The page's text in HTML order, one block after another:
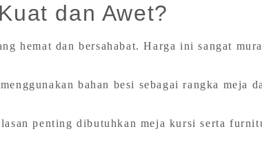
dan Awet?
hemat dan bersahabat. Harga ini sangat
bahan besi sebagai rangka meja
penting dibutuhkan meja kursi serta